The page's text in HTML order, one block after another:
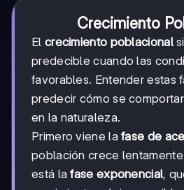
Crecimiento
El crecimiento poblacional
predecible cuando las
favorables. Entender estas
predecir cómo se
en la naturaleza.
Primero viene lafase de
población crece
está lafase exponencial,